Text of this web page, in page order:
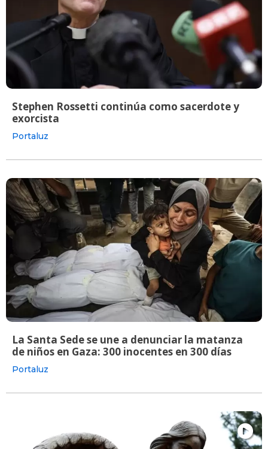
Stephen Rossetti continúa como sacerdote y
exorcista
Portaluz
La Santa Sede se une a denunciar la matanza
de niños en Gaza: 300 inocentes en 300 días
Portaluz